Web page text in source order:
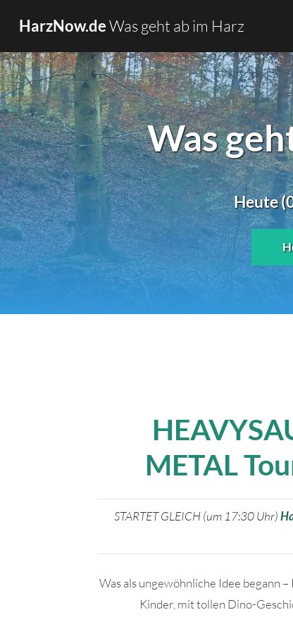
HarzNow.deWas geht ab im Harz
Was
Heute
METAL
STARTET GLEICH (um 17:30 Uhr)
Was als ungewöhnliche Idee begann
Kinder, mit tollen Dino-